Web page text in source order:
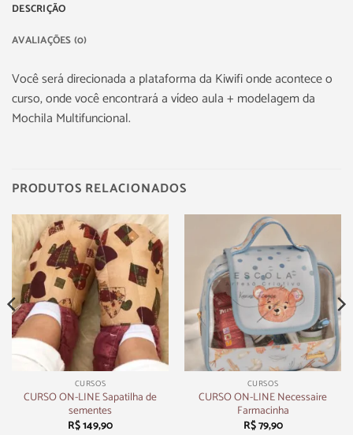
DESCRIÇÃO
AVALIAÇÕES (0)
Você será direcionada a plataforma da Kiwifi onde acontece o
curso, onde você encontrará a vídeo aula + modelagem da
Mochila Multifuncional.
PRODUTOS RELACIONADOS
CURSOS
CURSO ON-LINE Sapatilha de
sementes
R$149,90
CURSOS
CURSO ON-LINE Necessaire
Farmacinha
R$79,90